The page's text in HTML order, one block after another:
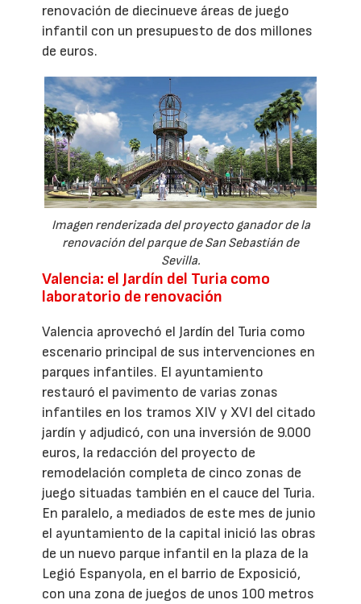
renovación de diecinueve áreas de juego
infantil con un presupuesto de dos millones
de euros.
Imagen renderizada del proyecto ganador de la
renovación del parque de San Sebastián de
Sevilla.
Valencia: el Jardín del Turia como
laboratorio de renovación
Valencia aprovechó el Jardín del Turia como
escenario principal de sus intervenciones en
parques infantiles. El ayuntamiento
restauró el pavimento de varias zonas
infantiles en los tramos XIV y XVI del citado
jardín y adjudicó, con una inversión de 9.000
euros, la redacción del proyecto de
remodelación completa de cinco zonas de
juego situadas también en el cauce del Turia.
En paralelo, a mediados de este mes de junio
el ayuntamiento de la capital inició las obras
de un nuevo parque infantil en la plaza de la
Legió Espanyola, en el barrio de Exposició,
con una zona de juegos de unos 100 metros